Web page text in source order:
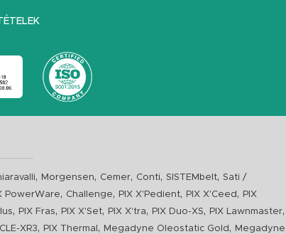
, Morgensen, Cemer, Conti,SISTEMbelt,Sati /
PowerWare, Challenge, PIX X'Pedient, PIX X'Ceed ,
PIX
, PIX Fras, PIX X'Set, PIX X'tra, PIX Duo-XS, PIX Lawnmaster,
XR3, PIX Thermal , Megadyne Oleostatic Gold ,
Megadyne